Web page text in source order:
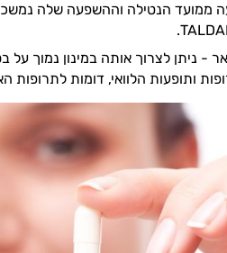
ממועד הנטילה וההשפעה שלה
לצרוך אותה במינון נמוך על
ותופעות הלוואי, דומות לתרופות